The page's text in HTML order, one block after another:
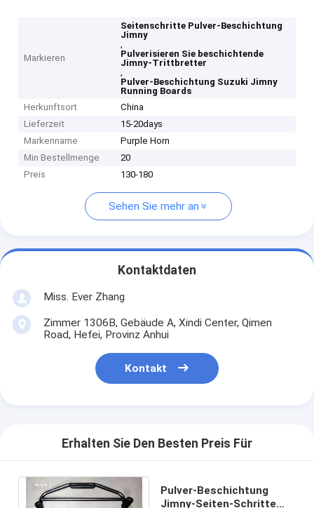
Markieren
Seitenschritte Pulver-Beschichtung
Jimny
,
Pulverisieren Sie beschichtende
Jimny-Trittbretter
,
Pulver-Beschichtung Suzuki Jimny
Running Boards
Herkunftsort
China
Lieferzeit
15-20days
Markenname
Purple Horn
Min Bestellmenge
20
Preis
130-180
Sehen Sie mehr an
Kontaktdaten
Miss. Ever Zhang
Zimmer 1306B, Gebäude A, Xindi Center, Qimen
Road, Hefei, Provinz Anhui
Kontakt
Erhalten Sie Den Besten Preis Für
Pulver-Beschichtung
Jimny-Seiten-Schritte